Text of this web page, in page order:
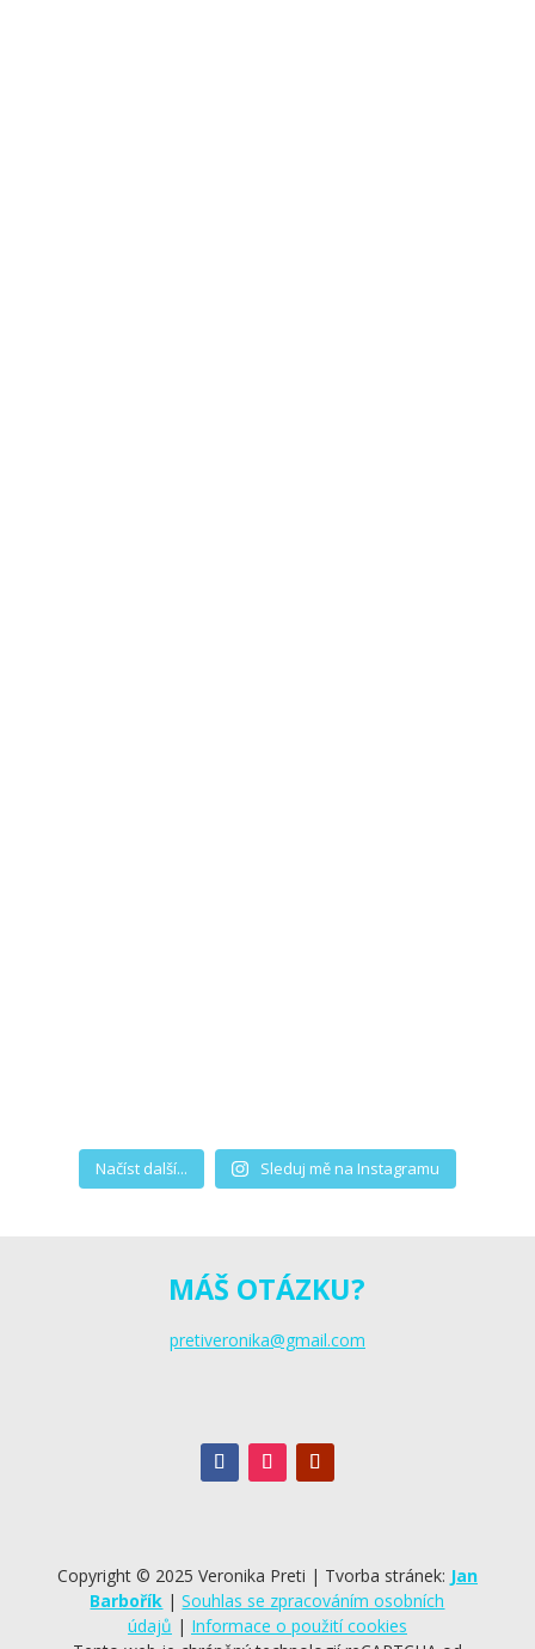
Načíst další... Sleduj mě na Instagramu
MÁŠ OTÁZKU?
pretiveronika@gmail.com
Copyright © 2025 Veronika Preti | Tvorba stránek: Jan
Barbořík |Souhlas se zpracováním osobních
údajů | Informace o použití cookies